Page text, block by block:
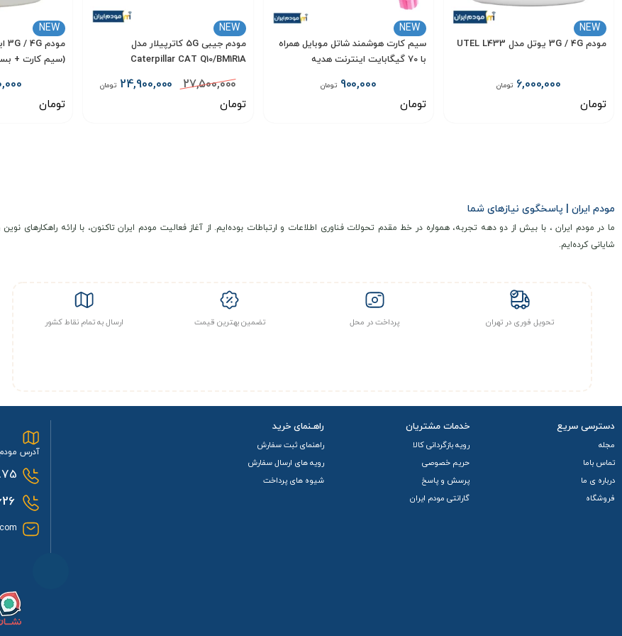
NEW
مودم 3G / 4G یوتل مدل UTEL L433
6,000,000 تومان
تومان
NEW
سیم کارت هوشمند شاتل موبایل همراه
با 70 گیگابایت اینترنت هدیه
900,000 تومان
تومان
NEW
مودم جیبی 5G کاترپیلار مدل
Caterpillar CAT Q10/BM1R1A
27,500,000
24,900,000 تومان
تومان
NEW
(سیم کارت +
تومان
مودم ایران | پاسخگوی نیازهای شما
ما در مودم ایران ، با بیش از دو دهه تجربه، همواره در خط مقدم تحولات فناوری اطلاعات و ارتباطات بوده‌ایم. از آغاز فعالیت مودم ایران تاکنون، با ارائه
شایانی کرده‌ایم.
تحویل فوری در تهران پرداخت در محل تضمین بهترین قیمت ارسال به تمام نقاط کشور
دسترسی سریع
مجله
تماس باما
درباره ی ما
فروشگاه
خدمات مشتریان
رویه بازگردانی کالا
حریم خصوصی
پرسش و پاسخ
گارانتی مودم ایران
راهـنمای خرید
راهنمای ثبت سفارش
رویه های ارسال سفارش
شیوه های پرداخت
آدرس مودم